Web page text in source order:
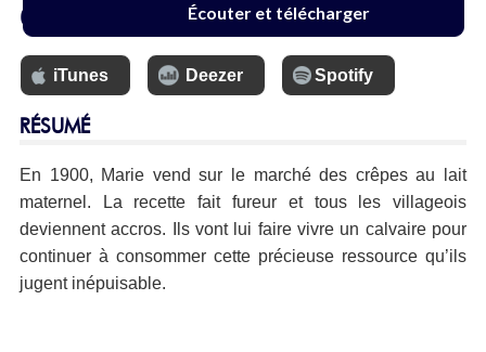
6.99 € Écouter et télécharger
iTunes Deezer Spotify
RÉSUMÉ
En 1900, Marie vend sur le marché des crêpes au lait
maternel. La recette fait fureur et tous les villageois
deviennent accros. Ils vont lui faire vivre un calvaire pour
continuer à consommer cette précieuse ressource qu’ils
jugent inépuisable.